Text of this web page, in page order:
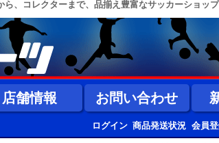
、コレクターまで、品揃え豊富なサッカーショッ
店舗情報 お問い合わせ
ログイン 商品発送状況 会員